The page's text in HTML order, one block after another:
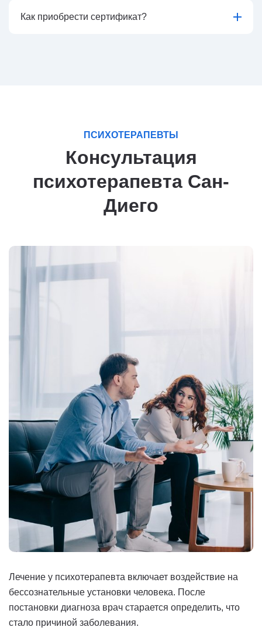
Как приобрести сертификат?
ПСИХОТЕРАПЕВТЫ
Консультация
психотерапевта Сан-
Диего
Лечение у психотерапевта включает воздействие на
бессознательные установки человека. После
постановки диагноза врач старается определить, что
стало причиной заболевания.